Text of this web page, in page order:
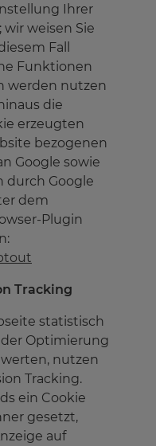
Ihrer
weisen Sie
Fall
Funktionen
werden nutzen
die
erzeugten
bezogenen
Google sowie
durch Google
dem
Plugin
Tracking
statistisch
Optimierung
nutzen
Tracking.
ein Cookie
gesetzt,
auf